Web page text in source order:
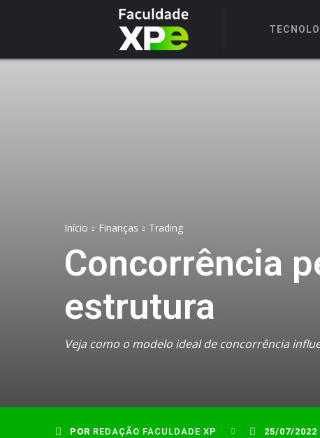
Início Finanças Trading
Concorrência
estrutura
Veja como o modelo ideal de concorrência
POR REDAÇÃO FACULDADE XP 25/07/2022